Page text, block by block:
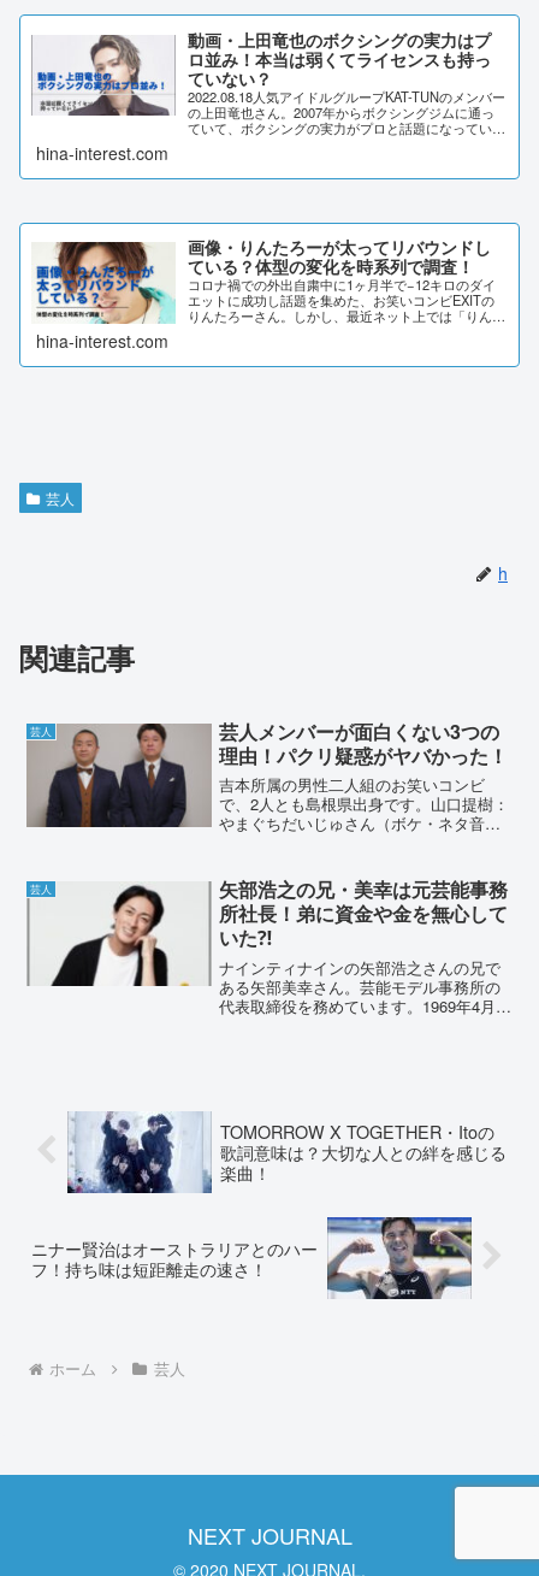
動画・上田竜也のボクシングの実力はプ
ロ並み！本当は弱くてライセンスも持っ
ていない？
2022.08.18人気アイドルグループKAT-TUNのメンバー
の上田竜也さん。2007年からボクシングジムに通っ
ていて、ボクシングの実力がプロと話題になっていま
hina-interest.com
画像・りんたろーが太ってリバウンドし
ている？体型の変化を時系列で調査！
コロナ禍での外出自粛中に1ヶ月半で−12キロのダイ
エットに成功し話題を集めた、お笑いコンビEXITの
りんたろーさん。しかし、最近ネット上では「りんた
hina-interest.com
芸人
h
関連記事
芸人
芸人メンバーが面白くない3つの
理由！パクリ疑惑がヤバかった！
吉本所属の男性二人組のお笑いコンビ
で、2人とも島根県出身です。山口提樹：
やまぐちだいじゅさん（ボケ・ネタ音源
当、立ち位置は向かって右)の同級生コン
ビです。2010年から...
芸人
矢部浩之の兄・美幸は元芸能事務
所社長！弟に資金や金を無心して
いた⁈
ナインティナインの矢部浩之さんの兄で
ある矢部美幸さん。芸能モデル事務所の
代表取締役を務めています。1969年4月5
TOMORROW X TOGETHER・Itoの
歌詞意味は？大切な人との絆を感じる
楽曲！
ニナー賢治はオーストラリアとのハー
フ！持ち味は短距離走の速さ！
ホーム 芸人
NEXT JOURNAL
© 2020 NEXT JOURNAL.